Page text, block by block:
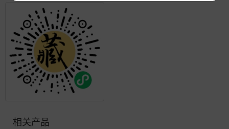
相关产品